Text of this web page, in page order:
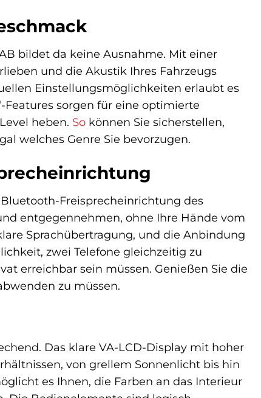
bildet da keine Ausnahme. Mit einer
und die Akustik Ihres Fahrzeugs
Einstellungsmöglichkeiten erlaubt es
Features sorgen für eine optimierte
heben. So können Sie sicherstellen,
welches Genre Sie bevorzugen.
Freisprecheinrichtung des
entgegennehmen, ohne Ihre Hände vom
Sprachübertragung, und die Anbindung
zwei Telefone gleichzeitig zu
erreichbar sein müssen. Genießen Sie die
zu müssen.
Das klare VA-LCD-Display mit hoher
von grellem Sonnenlicht bis hin
es Ihnen, die Farben an das Interieur